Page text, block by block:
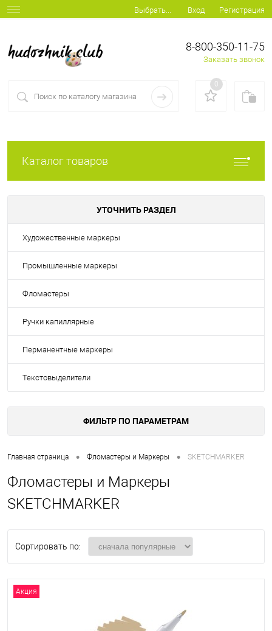
Выбрать... Вход Регистрация
8-800-350-11-75
Заказать звонок
0
Каталог товаров
УТОЧНИТЬ РАЗДЕЛ
Художественные маркеры
Промышленные маркеры
Фломастеры
Ручки капиллярные
Перманентные маркеры
Текстовыделители
ФИЛЬТР ПО ПАРАМЕТРАМ
Главная страница • Фломастеры и Маркеры • SKETCHMARKER
Фломастеры и Маркеры
SKETCHMARKER
Сортировать по:
Акция